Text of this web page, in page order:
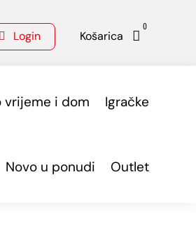
 Login Košarica 
0
vrijeme i dom Igračke
Novo u ponudi Outlet